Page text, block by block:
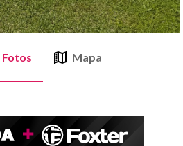
Fotos Mapa